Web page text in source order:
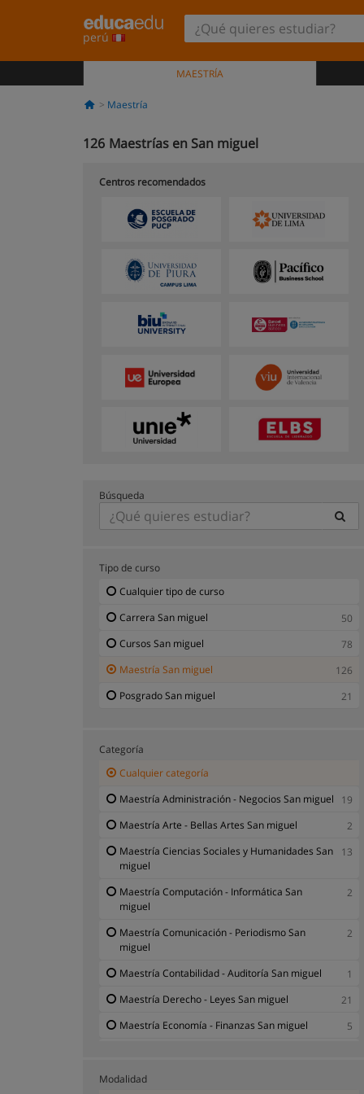
perú
MAESTRÍA
Maestría
126 Maestrías en San miguel
Centros recomendados
Búsqueda
Tipo de curso
Cualquier tipo de curso
Carrera San miguel
50
Cursos San miguel
78
Maestría San miguel
126
Posgrado San miguel
21
Categoría
Cualquier categoría
Maestría Administración - Negocios San miguel
19
Maestría Arte - Bellas Artes San miguel
2
Maestría Ciencias Sociales y Humanidades San
miguel
13
Maestría Computación - Informática San
miguel
2
Maestría Comunicación - Periodismo San
miguel
2
Maestría Contabilidad - Auditoría San miguel
1
Maestría Derecho - Leyes San miguel
21
Maestría Economía - Finanzas San miguel
5
Maestría Estadística - Matemáticas San miguel
Modalidad